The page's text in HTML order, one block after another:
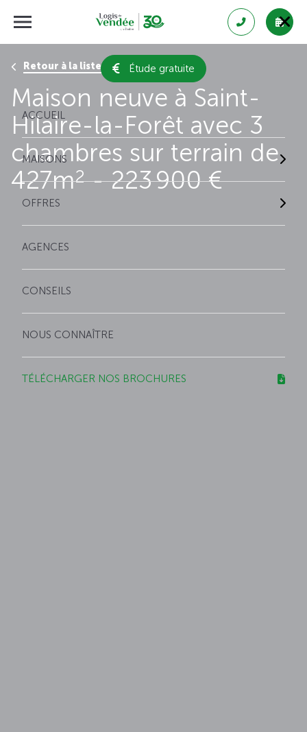
Étude gratuite
ACCUEIL
MAISONS
OFFRES
AGENCES
CONSEILS
NOUS CONNAÎTRE
TÉLÉCHARGER NOS BROCHURES
Retour à la liste des résultats
Maison neuve à Saint-
Hilaire-la-Forêt avec 3
chambres sur terrain de
427m2- 223 900 €